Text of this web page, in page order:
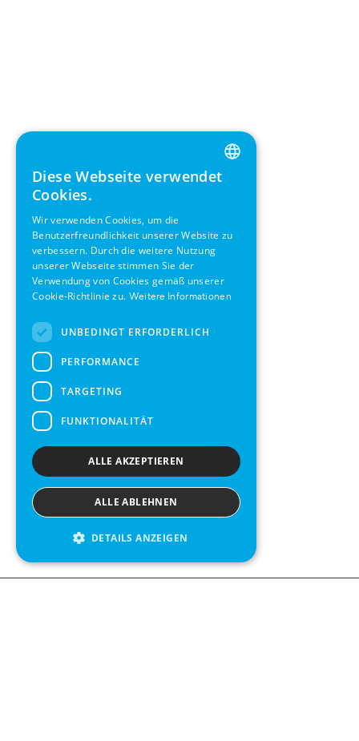
ENGLISH
SWEDISH
Diese Webseite verwendet
Cookies.
Wir verwenden Cookies, um die
Benutzerfreundlichkeit unserer Website zu
verbessern. Durch die weitere Nutzung
unserer Webseite stimmen Sie der
Verwendung von Cookies gemäß unserer
Cookie-Richtlinie zu. Weitere Informationen
UNBEDINGT ERFORDERLICH
PERFORMANCE
TARGETING
FUNKTIONALITÄT
ALLE AKZEPTIEREN
ALLE ABLEHNEN
DETAILS ANZEIGEN